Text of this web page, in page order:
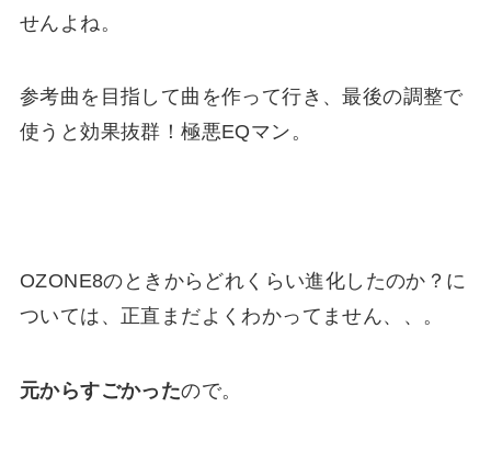
せんよね。
参考曲を目指して曲を作って行き、最後の調整で
使うと効果抜群！極悪EQマン。
OZONE8のときからどれくらい進化したのか？に
ついては、正直まだよくわかってません、、。
元からすごかったので。